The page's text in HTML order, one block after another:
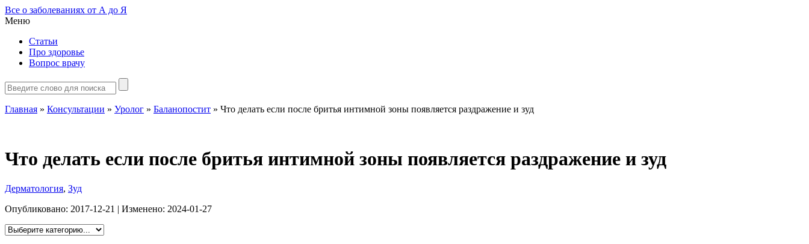
Все о заболеваниях от А до Я
Меню
Статьи
Про здоровье
Вопрос врачу
Главная » Консультации » Уролог » Баланопостит » Что делать если после бритья интимной зоны появляется раздражение и зуд
Что делать если после бритья интимной зоны появляется раздражение и зуд
Дерматология, Зуд
Опубликовано: 2017-12-21 | Изменено: 2024-01-27